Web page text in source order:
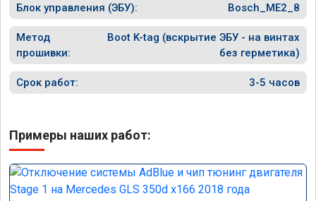
Блок управления (ЭБУ): Bosch_ME2_8
Метод
прошивки:
Boot K-tag (вскрытие ЭБУ - на винтах
без герметика)
Срок работ: 3-5 часов
Примеры наших работ: